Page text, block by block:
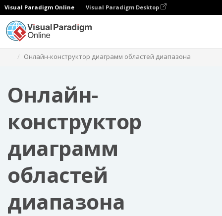
Visual Paradigm Online Visual Paradigm Desktop
Онлайн-конструктор диаграмм областей диапазона
Онлайн-
конструктор
диаграмм
областей
диапазона